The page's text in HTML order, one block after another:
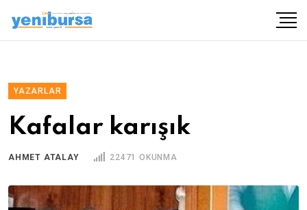
YAZARLAR
Kafalar karışık
AHMET ATALAY 22471 OKUNMA